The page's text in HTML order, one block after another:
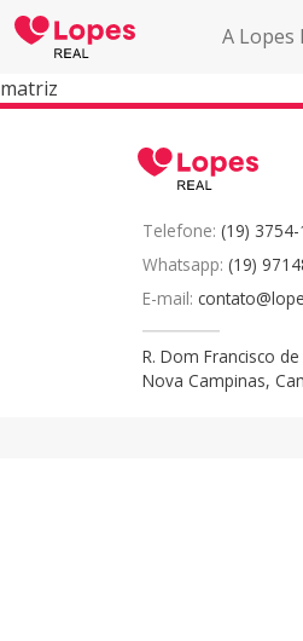
A Lopes
matriz
Telefone: (19)
Whatsapp: (19)
E-mail:
R. Dom Francisco
Nova Campinas,